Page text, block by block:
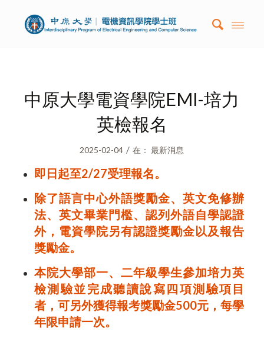
中原大學電資學院EMI-培力
英檢報名
2025-02-04 / 在：最新消息
即日起至2/27受理報名。
除了語言中心外語獎勵金、英文免修辦
法、英文畢業門檻、認列外語自學認證
外，電資學院另有認證獎勵金以及報告
獎勵金。
本院大學部一、二年級學生參加培力英
檢測驗並完成聽讀說寫四項測驗項目
者，可另外獲得報考獎勵金500元，每學
年限申請一次。